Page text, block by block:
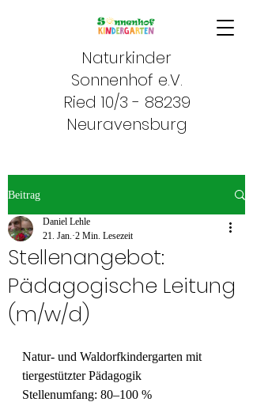
Naturkinder
Sonnenhof e.V.
Ried 10/3 - 88239
Neuravensburg
Beitrag
Stellenangebot:
Pädagogische Leitung
(m/w/d)
Daniel Lehle
21. Jan. 2 Min. Lesezeit
Natur- und Waldorfkindergarten mit
tiergestützter Pädagogik
Stellenumfang: 80–100 %